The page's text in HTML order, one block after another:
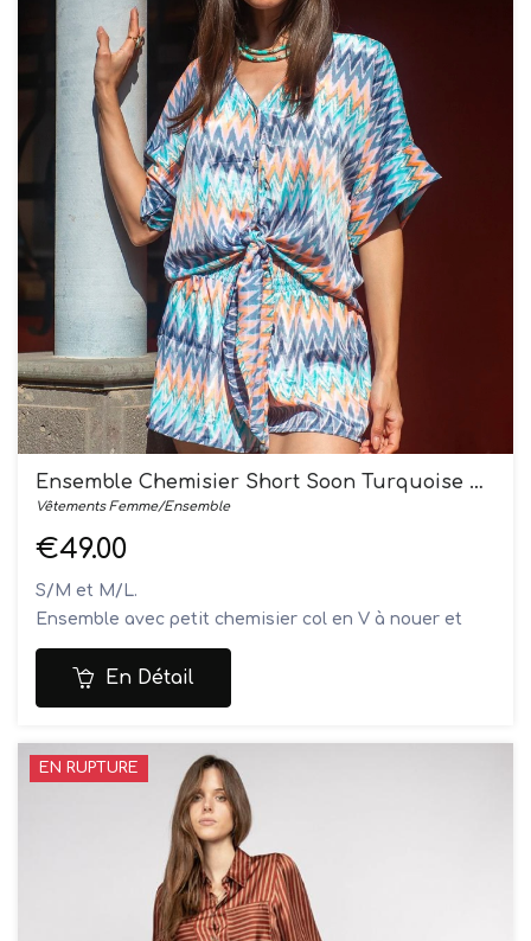
Ensemble Chemisier Short Soon Turquoise Pêche
Vêtements Femme/Ensemble
€49.00
S/M et M/L.
Ensemble avec petit chemisier col en V à nouer et
boutonnière avec boutons nacrés, shorty élastique à
la taille avec lacets ajustables
Composition: 100% viscose
En Détail
EN RUPTURE